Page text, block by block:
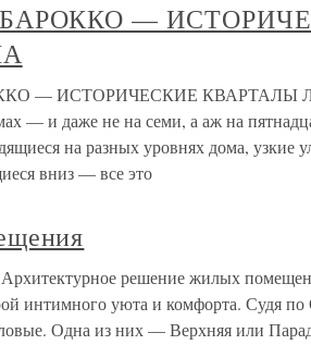
—
— ИСТОРИЧЕСКИЕ КВАРТАЛЫ
— и даже не на семи, а аж на
на разных уровнях дома, узкие
вниз — все это
решение жилых
интимного уюта и комфорта. Судя по
Одна из них — Верхняя или